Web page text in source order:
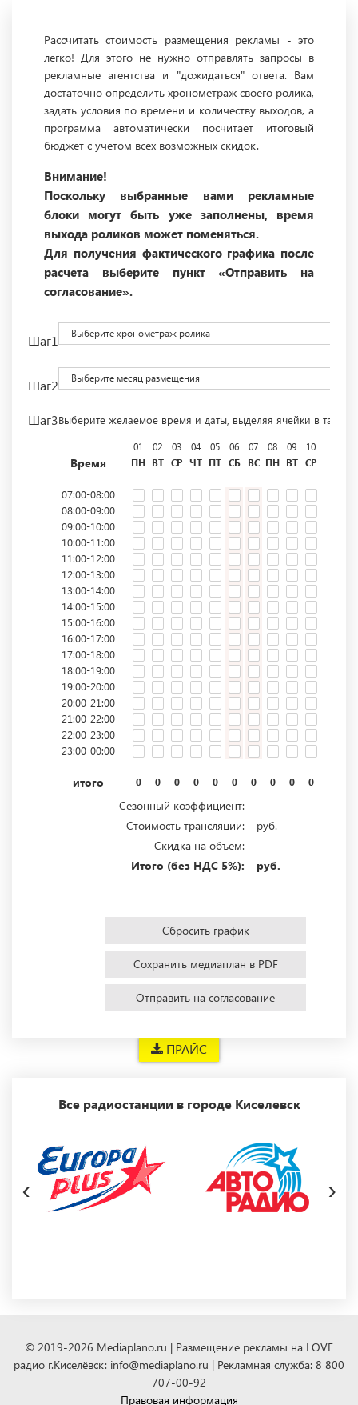
ПРАЙС
Рассчитать стоимость размещения рекламы - это
легко! Для этого не нужно отправлять запросы в
рекламные агентства и "дожидаться" ответа. Вам
достаточно определить хронометраж своего ролика,
задать условия по времени и количеству выходов, а
программа автоматически посчитает итоговый
бюджет с учетом всех возможных скидок.
Внимание!
Поскольку выбранные вами рекламные
блоки могут быть уже заполнены, время
выхода роликов может поменяться.
Для получения фактического графика после
расчета выберите пункт «Отправить на
согласование».
Шаг1 Выберите хронометраж ролика
Шаг2 Выберите месяц размещения
Шаг3Выберите желаемое время и даты, выделяя ячейки в
Время
01
ПН
02
ВТ
03
СР
04
ЧТ
05
ПТ
06
СБ
07
ВС
08
ПН
09
ВТ
10
СР
07:00-08:00
08:00-09:00
09:00-10:00
10:00-11:00
11:00-12:00
12:00-13:00
13:00-14:00
14:00-15:00
15:00-16:00
16:00-17:00
17:00-18:00
18:00-19:00
19:00-20:00
20:00-21:00
21:00-22:00
22:00-23:00
23:00-00:00
итого 0 0 0 0 0 0 0 0 0 0
Сезонный коэффициент:
Стоимость трансляции:
руб.
Скидка на объем:
Итого (без НДС 5%):
руб.
Сбросить график
Сохранить медиаплан в PDF
Отправить на согласование
Все радиостанции в городе Киселевск
‹ ›
© 2019-2026 Mediaplano.ru | Размещение рекламы на LOVE
радио г.Киселёвск: info@mediaplano.ru | Рекламная служба: 8 800
707-00-92
Правовая информация